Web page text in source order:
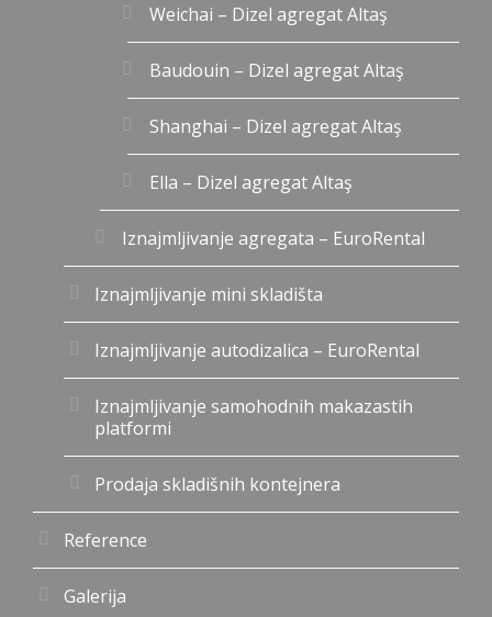
Weichai – Dizel agregat Altaş
Baudouin – Dizel agregat Altaş
Shanghai – Dizel agregat Altaş
Ella – Dizel agregat Altaş
Iznajmljivanje agregata – EuroRental
Iznajmljivanje mini skladišta
Iznajmljivanje autodizalica – EuroRental
Iznajmljivanje samohodnih makazastih
platformi
Prodaja skladišnih kontejnera
Reference
Galerija